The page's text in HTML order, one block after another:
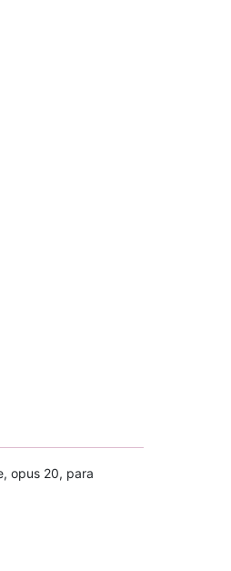
opus 20, para